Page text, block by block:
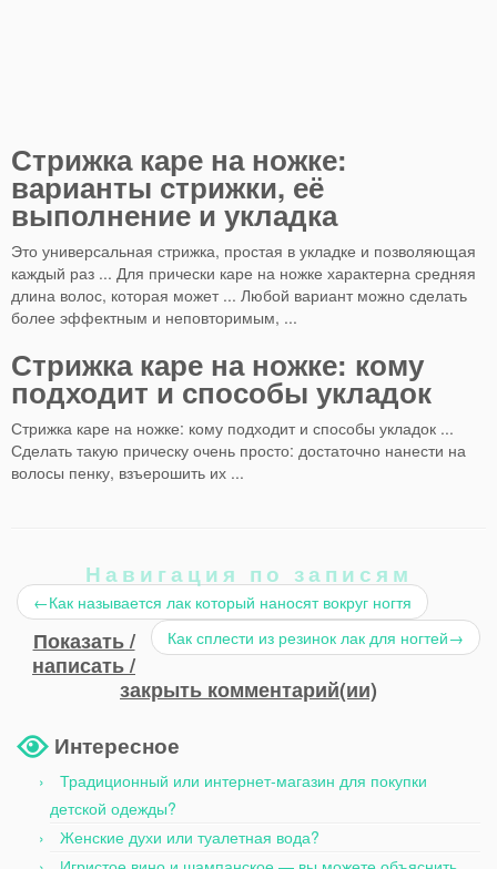
Стрижка каре на ножке:
варианты стрижки, её
выполнение и укладка
Это универсальная стрижка, простая в укладке и позволяющая
каждый раз ... Для прически каре на ножке характерна средняя
длина волос, которая может ... Любой вариант можно сделать
более эффектным и неповторимым, ...
Стрижка каре на ножке: кому
подходит и способы укладок
Стрижка каре на ножке: кому подходит и способы укладок ...
Сделать такую прическу очень просто: достаточно нанести на
волосы пенку, взъерошить их ...
Навигация по записям
←Как называется лак который наносят вокруг ногтя
Как сплести из резинок лак для ногтей→
Показать /
написать /
закрыть комментарий(ии)
Интересное
Традиционный или интернет-магазин для покупки
детской одежды?
Женские духи или туалетная вода?